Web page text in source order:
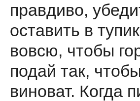
правдиво,
оставить в
вовсю, чтобы
подай так,
виноват. Когда